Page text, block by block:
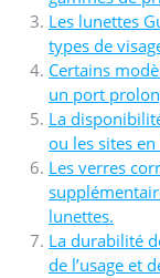
Les lunettes
types de
Certains
un port
La
ou les sites en
Les verres
lunettes.
La durabilité
de l’usage et